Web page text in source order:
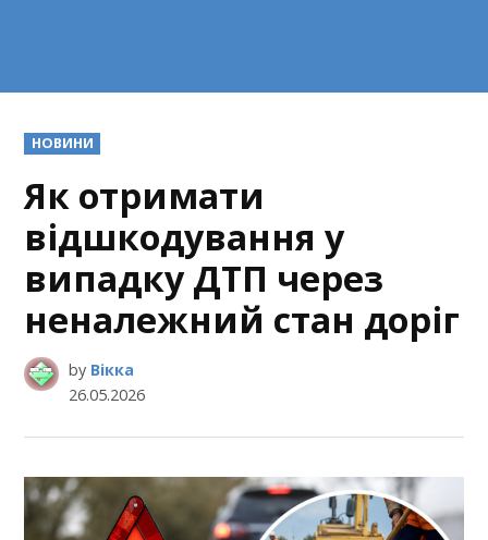
POSTED
IN
НОВИНИ
Як отримати
відшкодування у
випадку ДТП через
неналежний стан доріг
by Вікка
26.05.2026